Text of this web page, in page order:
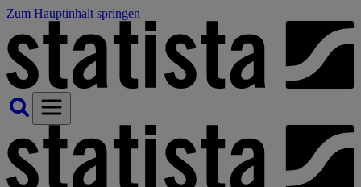
Zum Hauptinhalt springen